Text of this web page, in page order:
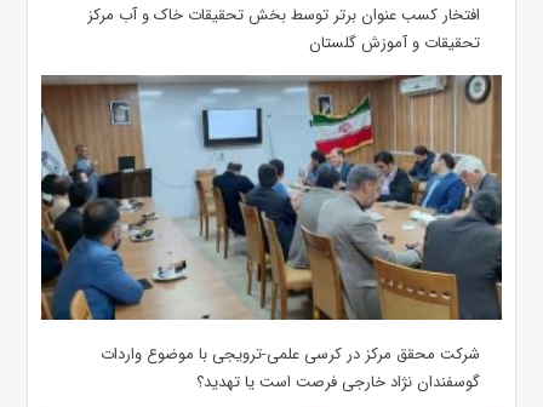
افتخار کسب عنوان برتر توسط بخش تحقیقات خاک و آب مرکز
تحقیقات و آموزش گلستان
شرکت محقق مرکز در کرسی علمی-ترویجی با موضوع واردات
گوسفندان نژاد خارجی فرصت است یا تهدید؟